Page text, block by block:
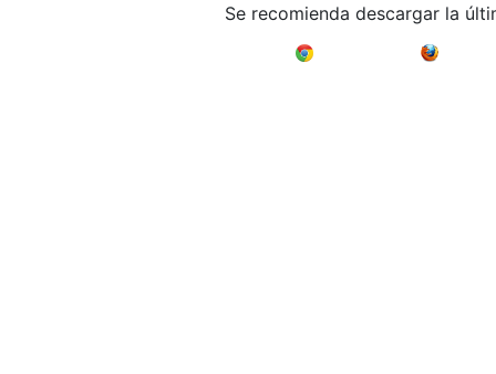
Se recomienda descargar la